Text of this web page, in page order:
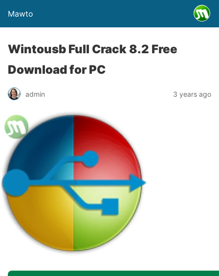
Mawto
Wintousb Full Crack 8.2 Free
Download for PC
admin 3 years ago